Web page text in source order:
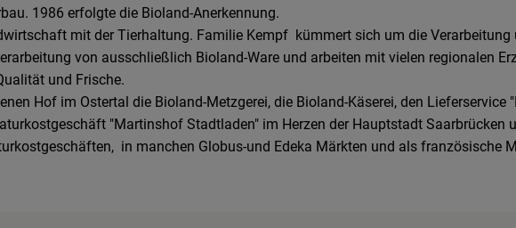
1986 erfolgte die Bioland-Anerkennung.
mit der Tierhaltung. Familie Kempf kümmert sich um die
von ausschließlich Bioland-Ware und arbeiten mit vielen regionalen
und Frische.
Hof im Ostertal die Bioland-Metzgerei, die Bioland-Käserei, den Lieferservice
"Martinshof Stadtladen" im Herzen der Hauptstadt Saarbrücken
in manchen Globus-und Edeka Märkten und als französische